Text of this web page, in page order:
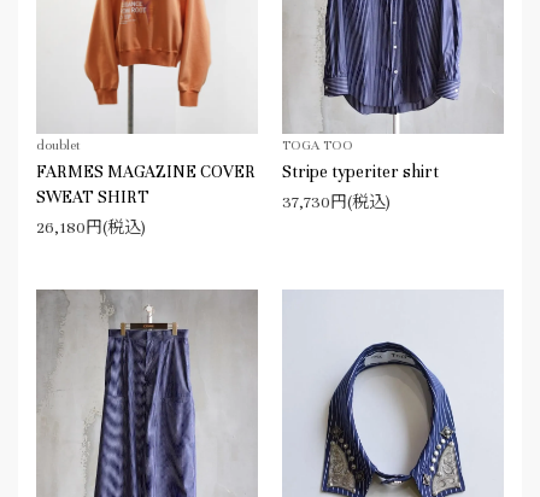
doublet
FARMES MAGAZINE COVER
SWEAT SHIRT
26,180円(税込)
TOGA TOO
Stripe typeriter shirt
37,730円(税込)